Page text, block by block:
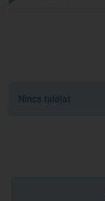
Nincs találat